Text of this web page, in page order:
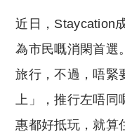
近日，Staycation
為市民嘅消閑首選
旅行，不過，唔緊
上」，推行左唔同
惠都好抵玩，就算